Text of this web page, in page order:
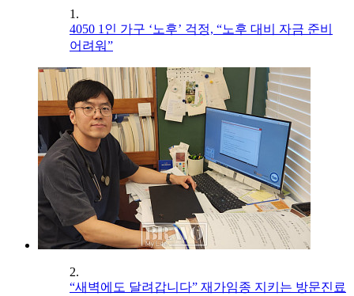
1.
4050 1인 가구 ‘노후’ 걱정, “노후 대비 자금 준비
어려워”
2.
“새벽에도 달려갑니다” 재가임종 지키는 방문진료